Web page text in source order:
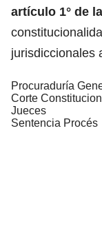
artículo 1° de
jurisdiccionales
Procuraduría
Corte
Jueces
Sentencia Procés